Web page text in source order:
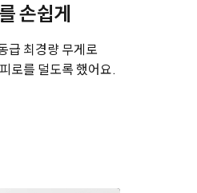
손쉽게
급 최경량 무게로
로를 덜도록 했어요.